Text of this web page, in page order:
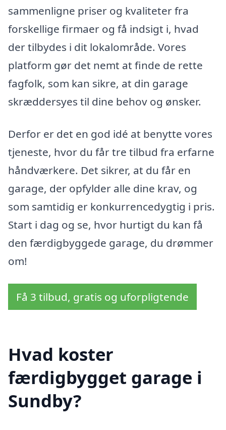
sammenligne priser og kvaliteter fra
forskellige firmaer og få indsigt i, hvad
der tilbydes i dit lokalområde. Vores
platform gør det nemt at finde de rette
fagfolk, som kan sikre, at din garage
skræddersyes til dine behov og ønsker.
Derfor er det en god idé at benytte vores
tjeneste, hvor du får tre tilbud fra erfarne
håndværkere. Det sikrer, at du får en
garage, der opfylder alle dine krav, og
som samtidig er konkurrencedygtig i pris.
Start i dag og se, hvor hurtigt du kan få
den færdigbyggede garage, du drømmer
om!
Få 3 tilbud, gratis og uforpligtende
Hvad koster
færdigbygget garage i
Sundby?